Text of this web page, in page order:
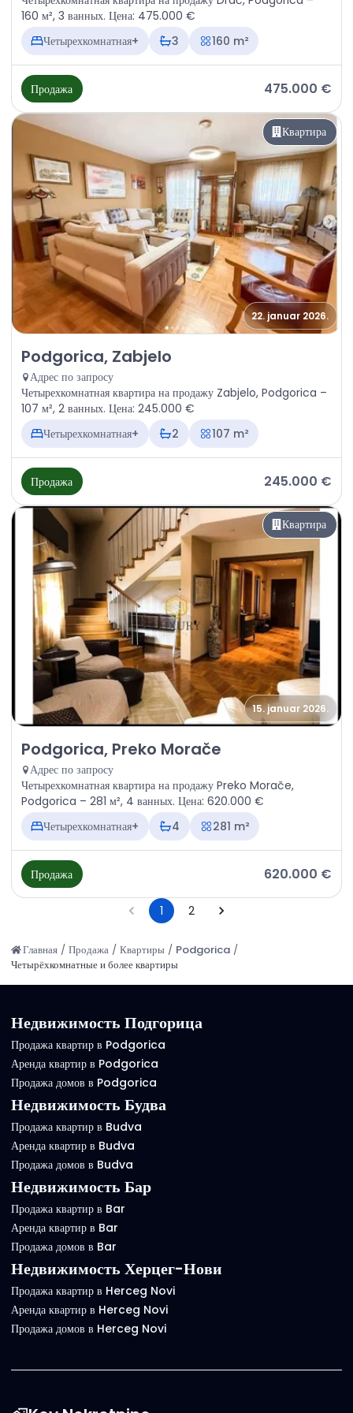
160 м², 3 ванных. Цена: 475.000 €
Четырехкомнатная+
3 160 m²
Продажа 475.000 €
Квартира
22. januar 2026.
Продажа - Квартира Podgorica, Zabjelo
Podgorica, Zabjelo
Адрес по запросу
Четырехкомнатная квартира на продажу Zabjelo, Podgorica –
107 м², 2 ванных. Цена: 245.000 €
Четырехкомнатная+
2 107 m²
Продажа 245.000 €
Квартира
15. januar 2026.
Продажа - Квартира Podgorica, Preko Morače
Podgorica, Preko Morače
Адрес по запросу
Четырехкомнатная квартира на продажу Preko Morače,
Podgorica – 281 м², 4 ванных. Цена: 620.000 €
Четырехкомнатная+
4 281 m²
Продажа 620.000 €
1 2
Главная / Продажа / Квартиры / Podgorica /
Четырёхкомнатные и более квартиры
Недвижимость Подгорица
Продажа квартир в Podgorica
Аренда квартир в Podgorica
Продажа домов в Podgorica
Недвижимость Будва
Продажа квартир в Budva
Аренда квартир в Budva
Продажа домов в Budva
Недвижимость Бар
Продажа квартир в Bar
Аренда квартир в Bar
Продажа домов в Bar
Недвижимость Херцег-Нови
Продажа квартир в Herceg Novi
Аренда квартир в Herceg Novi
Продажа домов в Herceg Novi